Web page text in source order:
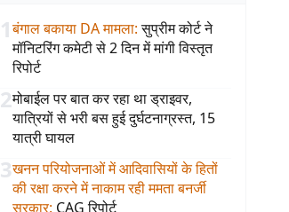
1बंगाल बकाया DA मामला: सुप्रीम कोर्ट ने
मॉनिटरिंग कमेटी से 2 दिन में मांगी विस्तृत
रिपोर्ट
2मोबाईल पर बात कर रहा था ड्राइवर,
यात्रियों से भरी बस हुई दुर्घटनाग्रस्त, 15
यात्री घायल
3खनन परियोजनाओं में आदिवासियों के हितों
की रक्षा करने में नाकाम रही ममता बनर्जी
सरकार: CAG रिपोर्ट